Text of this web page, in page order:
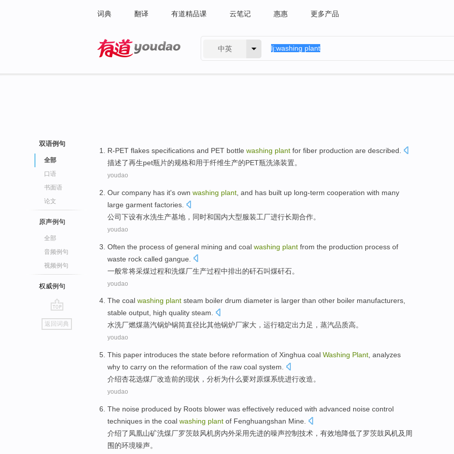
词典 翻译 有道精品课 云笔记 惠惠 更多产品
中英
双语例句
全部
口语
书面语
论文
原声例句
全部
音频例句
视频例句
权威例句
go
top
返回词典
R-PET flakes specifications and PET bottle washing plant for fiber production are described
描述了再生pet瓶片的规格和用于纤维生产的PET瓶洗涤装置。
youdao
Our company has it's own washing plant and has built up long-term cooperation with many
large garment factories
公司下设有水洗生产基地， 同时和国内大型服装工厂进行长期合作。
youdao
Often the process of general mining and coal washing plant from the production process of
waste rock called gangue
一般常将采煤过程和洗煤厂生产过程中排出的矸石叫煤矸石。
youdao
The coal washing plant steam boiler drum diameter is larger than other boiler manufacturers,
stable output, high quality steam.
水洗厂燃煤蒸汽锅炉锅筒直径比其他锅炉厂家大 ， 运行稳定出力足，蒸汽品质高。
youdao
This paper introduces the state before reformation of Xinghua coal Washing Plant analyzes
why to carry on the reformation of the raw coal system
介绍杏花选煤厂改造前的现状 ， 分析为什么要对原煤系统进行改造。
youdao
The noise produced by Roots blower was effectively reduced with advanced noise control
techniques in the coal washing plant of Fenghuangshan Mine.
介绍了 凤凰山矿洗煤厂罗茨鼓风机房内外采用先进的噪声控制技术 ， 有效地降低了罗茨鼓风机及周
围的环境噪声。